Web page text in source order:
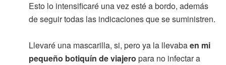
Esto lo intensificaré una vez esté a bordo, además
de seguir todas las indicaciones que se suministren.
Llevaré una mascarilla, si, pero ya la llevabaen mi
pequeño botiquín de viajero para no infectar a